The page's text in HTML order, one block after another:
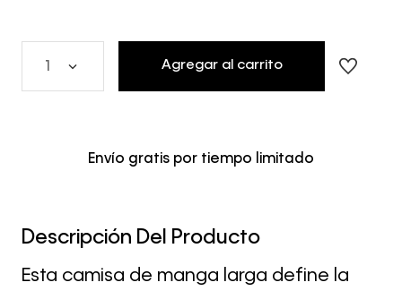
Agregar al carrito
Envío gratis por tiempo limitado
Descripción Del Producto
Esta camisa de manga larga define la